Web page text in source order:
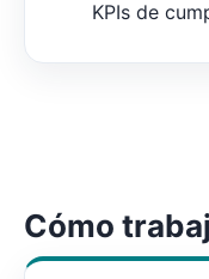
KPIs de
Cómo